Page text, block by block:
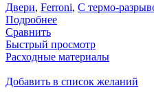
Двери, Ferroni, С термо-
Подробнее
Сравнить
Быстрый просмотр
Расходные материалы
Добавить в список желаний